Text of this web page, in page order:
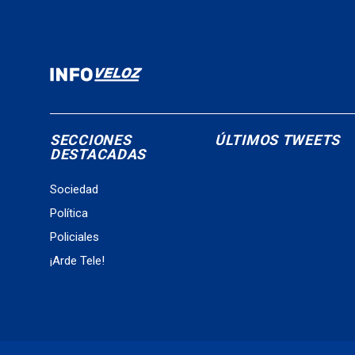
SECCIONES
DESTACADAS
Sociedad
Política
Policiales
¡Arde Tele!
ÚLTIMOS TWEETS